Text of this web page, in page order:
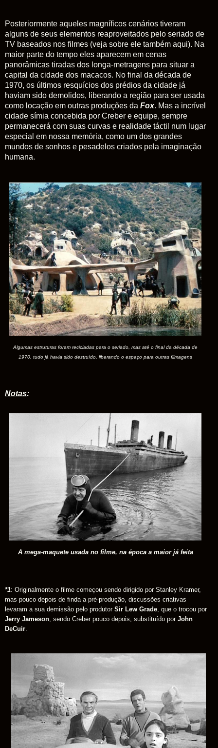
Posteriormente aqueles magníficos cenários tiveram
alguns de seus elementos reaproveitados pelo seriado de
TV baseados nos filmes (veja sobre ele também aqui). Na
maior parte do tempo eles aparecem em cenas
panorâmicas tiradas dos longa-metragens para situar a
capital da cidade dos macacos. No final da década de
1970, os últimos resquícios dos prédios da cidade já
haviam sido demolidos, liberando a região para ser usada
como locação em outras produções da Fox. Mas a incrível
cidade símia concebida por Creber e equipe, sempre
permanecerá com suas curvas e realidade táctil num lugar
especial em nossa memória, como um dos grandes
mundos de sonhos e pesadelos criados pela imaginação
humana.
Algumas estruturas foram recicladas para o seriado, mas até o final da década de
1970, tudo já havia sido destruído, liberando o espaço para outras filmagens
Notas:
A mega-maquete usada no filme, na época a maior já feita
*1: Originalmente o filme começou sendo dirigido por Stanley Kramer,
mas pouco depois de finda a pré-produção, discussões criativas
levaram a sua demissão pelo produtor Sir Lew Grade , que o trocou por
Jerry Jameson , sendo Creber pouco depois, substituído por John
DeCuir